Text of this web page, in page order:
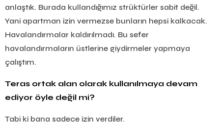
anlaştık. Burada kullandığımız strüktürler sabit değil.
Yani apartman izin vermezse bunların hepsi kalkacak.
Havalandırmalar kaldırılmadı. Bu sefer
havalandırmaların üstlerine giydirmeler yapmaya
çalıştım.
Teras ortak alan olarak kullanılmaya devam
ediyor öyle değil mi?
Tabi ki bana sadece izin verdiler.